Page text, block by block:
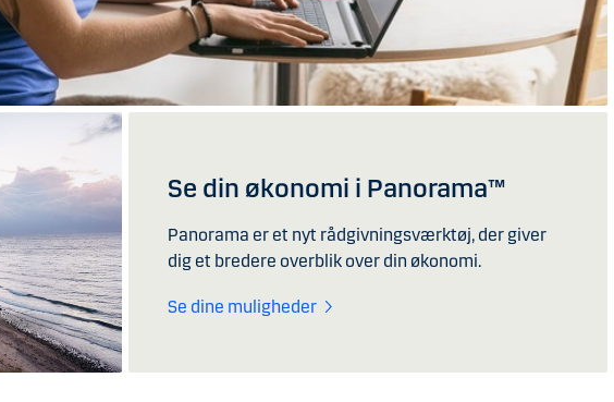
Se din økonomi i Panorama™
Panorama er et nyt rådgivningsværktøj, der giver
dig et bredere overblik over din økonomi.
Se dine muligheder